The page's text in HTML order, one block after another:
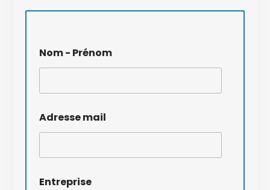
Nom - Prénom
Adresse mail
Entreprise